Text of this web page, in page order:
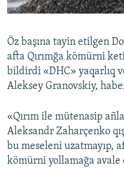
RFE/RS bütün saytları
Öz başına tayin etilgen
afta Qırımğa kömürni
bildirdi «DHC» yaqarlıq
Aleksey Granovskiy,
«Qırım ile mütenasip
Aleksandr Zaharçenko
bu meseleni uzatmayıp,
kömürni yollamağa